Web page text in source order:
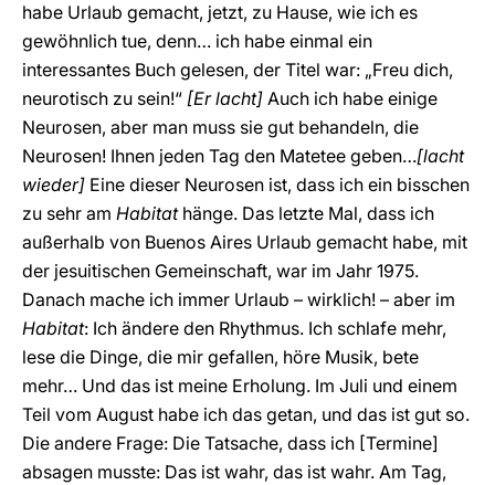
habe Urlaub gemacht, jetzt, zu Hause, wie ich es
gewöhnlich tue, denn… ich habe einmal ein
interessantes Buch gelesen, der Titel war: „Freu dich,
neurotisch zu sein!“ [Er lacht] Auch ich habe einige
Neurosen, aber man muss sie gut behandeln, die
Neurosen! Ihnen jeden Tag den Matetee geben…[lacht
wieder] Eine dieser Neurosen ist, dass ich ein bisschen
zu sehr am Habitathänge. Das letzte Mal, dass ich
außerhalb von Buenos Aires Urlaub gemacht habe, mit
der jesuitischen Gemeinschaft, war im Jahr 1975.
Danach mache ich immer Urlaub – wirklich! – aber im
Habitat: Ich ändere den Rhythmus. Ich schlafe mehr,
lese die Dinge, die mir gefallen, höre Musik, bete
mehr… Und das ist meine Erholung. Im Juli und einem
Teil vom August habe ich das getan, und das ist gut so.
Die andere Frage: Die Tatsache, dass ich [Termine]
absagen musste: Das ist wahr, das ist wahr. Am Tag,